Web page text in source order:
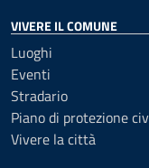
VIVERE IL COMUNE
Luoghi
Eventi
Stradario
Piano di protezione
Vivere la città